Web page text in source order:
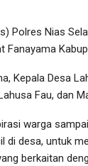
Polres Nias
Kepala Desa
Fau, dan
warga
desa, untuk
berkaitan